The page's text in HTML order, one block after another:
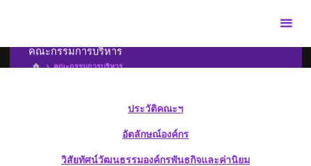
คณะกรรมการบริหาร
คณะกรรมการบริหาร
ประวัติคณะฯ
อัตลักษณ์องค์กร
วิสัยทัศน์วัฒนธรรมองค์กรพันธกิจและค่านิยม